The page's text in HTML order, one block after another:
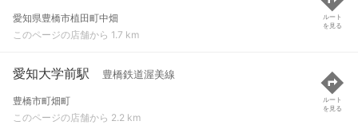
愛知県豊橋市植田町中畑
このページの店舗から 1.7 km
ルート
を見る
愛知大学前駅 豊橋鉄道渥美線
豊橋市町畑町
このページの店舗から 2.2 km
ルート
を見る